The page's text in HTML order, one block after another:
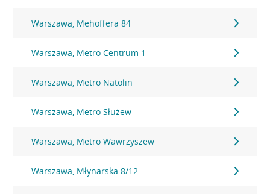
Warszawa, Mehoffera 84
Warszawa, Metro Centrum 1
Warszawa, Metro Natolin
Warszawa, Metro Służew
Warszawa, Metro Wawrzyszew
Warszawa, Młynarska 8/12